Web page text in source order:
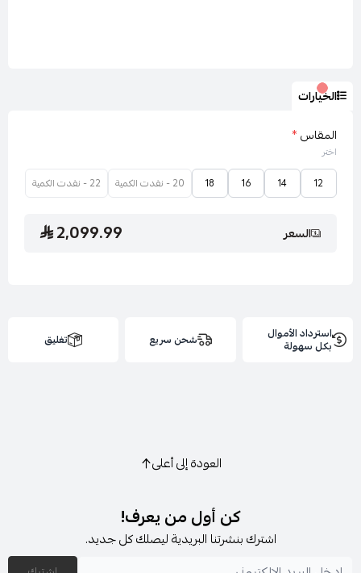
الخيارات
المقاس*
اختر
12
14
16
18 20 - نفدت الكمية 22 - نفدت الكمية
السعر 2,099.99
استرداد الأموال
بكل سهولة شحن سريع تغليق
العودة إلى أعلى
كن أول من يعرف!
اشترك بنشرتنا البريدية ليصلك كل جديد.